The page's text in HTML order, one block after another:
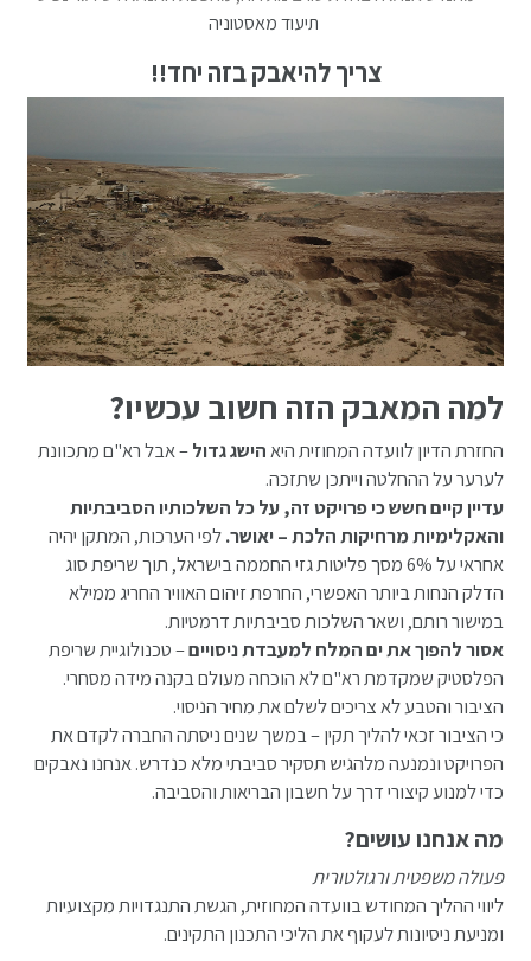
תיעוד מאסטוניה
צריך להיאבק בזה יחד!!
למה המאבק הזה חשוב עכשיו?
החזרת הדיון לוועדה המחוזית היאהישג גדול– אבל רא"ם מתכוונת
לערער על ההחלטה וייתכן שתזכה.
עדיין קיים חשש כי פרויקט זה, על כל השלכותיו הסביבתיות
והאקלימיות מרחיקות הלכת – יאושר.לפי הערכות, המתקן יהיה
אחראי על 6% מסך פליטות גזי החממה בישראל, תוך שריפת סוג
הדלק הנחות ביותר האפשרי, החרפת זיהום האוויר החריג ממילא
במישור רותם, ושאר השלכות סביבתיות דרמטיות.
אסור להפוך את ים המלח למעבדת ניסויים– טכנולוגיית שריפת
הפלסטיק שמקדמת רא"ם לא הוכחה מעולם בקנה מידה מסחרי.
הציבור והטבע לא צריכים לשלם את מחיר הניסוי.
כי הציבור זכאי להליך תקין – במשך שנים ניסתה החברה לקדם את
הפרויקט ונמנעה מלהגיש תסקיר סביבתי מלא כנדרש. אנחנו נאבקים
כדי למנוע קיצורי דרך על חשבון הבריאות והסביבה.
מה אנחנו עושים?
פעולה משפטית ורגולטורית
ליווי ההליך המחודש בוועדה המחוזית, הגשת התנגדויות מקצועיות
ומניעת ניסיונות לעקוף את הליכי התכנון התקינים.